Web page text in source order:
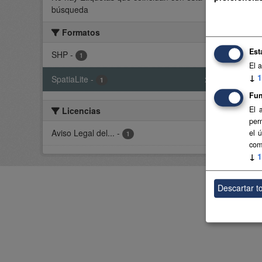
búsqueda
Formatos
SHP - 1
SpatiaLite - 1 x
Licencias
Aviso Legal del... - 1
Usted
El
↓ 1
El
el
↓ 1
Descartar